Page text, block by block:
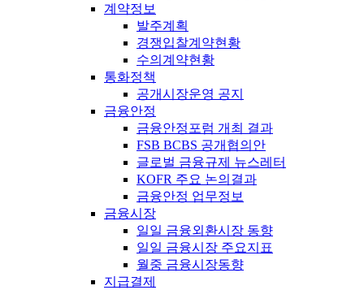
계약정보
발주계획
경쟁입찰계약현황
수의계약현황
통화정책
공개시장운영 공지
금융안정
금융안정포럼 개최 결과
FSB BCBS 공개협의안
글로벌 금융규제 뉴스레터
KOFR 주요 논의결과
금융안정 업무정보
금융시장
일일 금융외환시장 동향
일일 금융시장 주요지표
월중 금융시장동향
지급결제